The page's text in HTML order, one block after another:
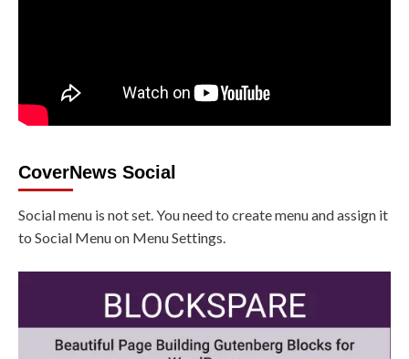
CoverNews Social
Social menu is not set. You need to create menu and assign it
to Social Menu on Menu Settings.